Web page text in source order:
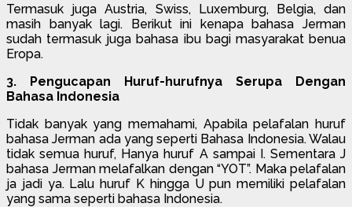
Termasuk juga Austria, Swiss, Luxemburg, Belgia, dan
masih banyak lagi. Berikut ini kenapa bahasa Jerman
sudah termasuk juga bahasa ibu bagi masyarakat benua
Eropa.
3. Pengucapan Huruf-hurufnya Serupa Dengan
Bahasa Indonesia
Tidak banyak yang memahami, Apabila pelafalan huruf
bahasa Jerman ada yang seperti Bahasa Indonesia. Walau
tidak semua huruf, Hanya huruf A sampai I. Sementara J
bahasa Jerman melafalkan dengan “YOT”. Maka pelafalan
ja jadi ya. Lalu huruf K hingga U pun memiliki pelafalan
yang sama seperti bahasa Indonesia.